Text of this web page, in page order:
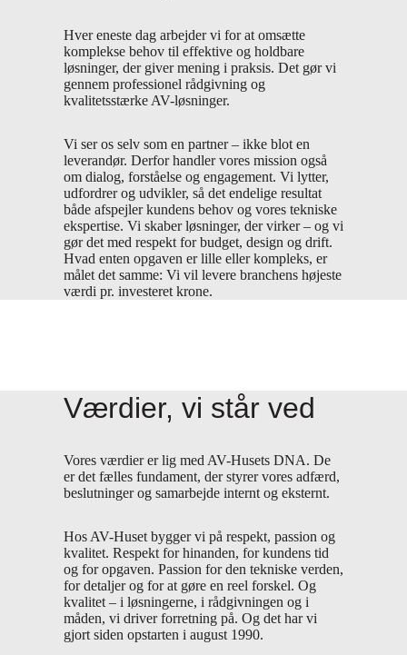
Hver eneste dag arbejder vi for at omsætte
komplekse behov til effektive og holdbare
løsninger, der giver mening i praksis. Det gør vi
gennem professionel rådgivning og
kvalitetsstærke AV-løsninger.
Vi ser os selv som en partner – ikke blot en
leverandør. Derfor handler vores mission også
om dialog, forståelse og engagement. Vi lytter,
udfordrer og udvikler, så det endelige resultat
både afspejler kundens behov og vores tekniske
ekspertise. Vi skaber løsninger, der virker – og vi
gør det med respekt for budget, design og drift.
Hvad enten opgaven er lille eller kompleks, er
målet det samme: Vi vil levere branchens højeste
værdi pr. investeret krone.
Værdier, vi står ved
Vores værdier er lig med AV-Husets DNA. De
er det fælles fundament, der styrer vores adfærd,
beslutninger og samarbejde internt og eksternt.
Hos AV-Huset bygger vi på respekt, passion og
kvalitet. Respekt for hinanden, for kundens tid
og for opgaven. Passion for den tekniske verden,
for detaljer og for at gøre en reel forskel. Og
kvalitet – i løsningerne, i rådgivningen og i
måden, vi driver forretning på. Og det har vi
gjort siden opstarten i august 1990.